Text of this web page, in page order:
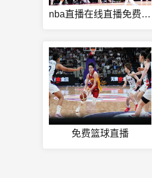
nba直播在线直播免费观看
免费篮球直播